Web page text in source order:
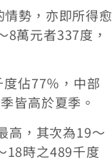
勢，亦即所得愈
萬元者337度，
佔77％，中部
皆高於夏季。
高，其次為19～
18時之489千度